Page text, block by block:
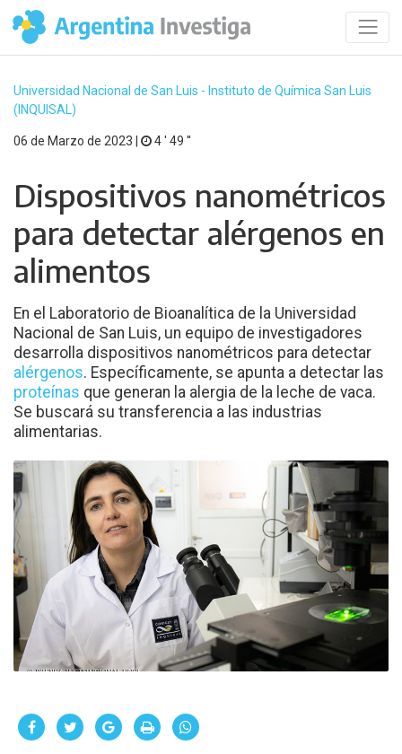
Universidad Nacional de San Luis - Instituto de Química San Luis
(INQUISAL)
06 de Marzo de 2023 | 4 ′ 49 ′′
Dispositivos nanométricos
para detectar alérgenos en
alimentos
En el Laboratorio de Bioanalítica de la Universidad
Nacional de San Luis, un equipo de investigadores
desarrolla dispositivos nanométricos para detectar
alérgenos. Específicamente, se apunta a detectar las
proteínas que generan la alergia de la leche de vaca.
Se buscará su transferencia a las industrias
alimentarias.